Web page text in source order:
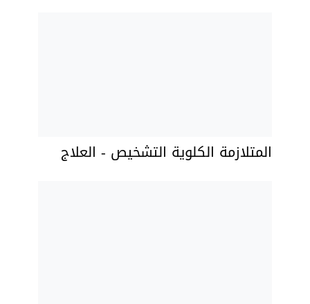
المتلازمة الكلوية التشخيص - العلاج